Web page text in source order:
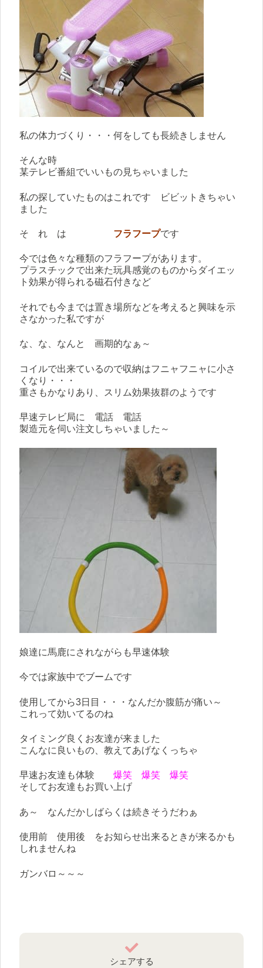
私の体力づくり・・・何をしても長続きしません
そんな時
某テレビ番組でいいもの見ちゃいました
私の探していたものはこれです ビビットきちゃい
ました
そ れ は フラフープです
今では色々な種類のフラフープがあります。
プラスチックで出来た玩具感覚のものからダイエッ
ト効果が得られる磁石付きなど
それでも今までは置き場所などを考えると興味を示
さなかった私ですが
な、な、なんと 画期的なぁ～
コイルで出来ているので収納はフニャフニャに小さ
くなり・・・
重さもかなりあり、スリム効果抜群のようです
早速テレビ局に 電話 電話
製造元を伺い注文しちゃいました～
娘達に馬鹿にされながらも早速体験
今では家族中でブームです
使用してから3日目・・・なんだか腹筋が痛い～
これって効いてるのね
タイミング良くお友達が来ました
こんなに良いもの、教えてあげなくっちゃ
早速お友達も体験 爆笑 爆笑 爆笑
そしてお友達もお買い上げ
あ～ なんだかしばらくは続きそうだわぁ
使用前 使用後 をお知らせ出来るときが来るかも
しれませんね
ガンバロ～～～
シェアする